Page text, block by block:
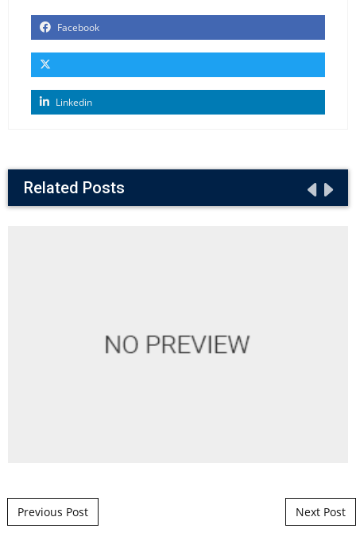
Facebook
Linkedin
Related Posts
Post navigation
Previous Post Next Post